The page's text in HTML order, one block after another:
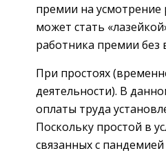
премии на усмотрение
может стать
работника премии без
При простоях
деятельности). В
оплаты труда
Поскольку простой в
связанных с